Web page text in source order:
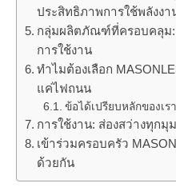
ประสิทธิภาพการใช้พลังงา
กลุ่มผลิตภัณฑ์ที่ครอบคลุม:
การใช้งาน
ทําไมต้องเลือก
แค่ไฟถนน
ข้อได้เปรียบหลักของเรา
การใช้งาน: ส่องสว่างทุกมุ
เข้าร่วมครอบครัว
ด้วยกัน